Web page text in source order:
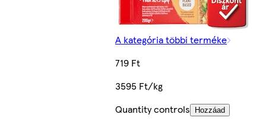
A kategória többi terméke
719 Ft
3595 Ft/kg
Quantity controls
Hozzáad